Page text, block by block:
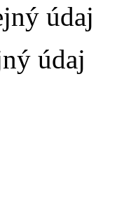
údaj
údaj